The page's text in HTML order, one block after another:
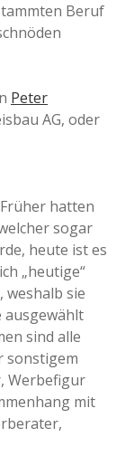
Beruf
Peter
AG, oder
hatten
sogar
heute ist es
„heutige“
sie
ausgewählt
sind alle
sonstigem
Werbefigur
mit